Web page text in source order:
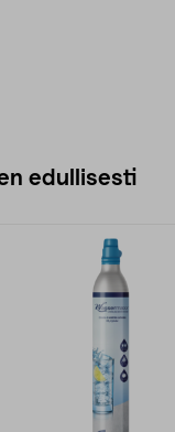
edullisesti